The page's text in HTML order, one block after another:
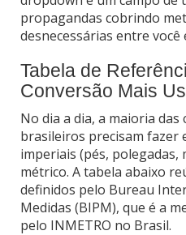
propagandas cobrindo
desnecessárias entre você
Tabela de
Conversão Mais
No dia a dia, a maioria das
brasileiros precisam fazer
imperiais (pés, polegadas,
métrico. A tabela abaixo
definidos pelo Bureau
Medidas (BIPM), que é a
pelo INMETRO no Brasil.